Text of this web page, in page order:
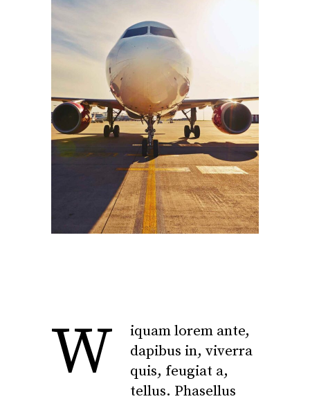
W
iquam lorem ante,
dapibus in, viverra
quis, feugiat a,
tellus. Phasellus